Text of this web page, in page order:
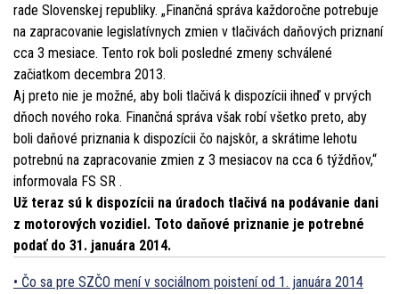
rade Slovenskej republiky. „Finančná správa každoročne potrebuje
na zapracovanie legislatívnych zmien v tlačivách daňových priznaní
cca 3 mesiace. Tento rok boli posledné zmeny schválené
začiatkom decembra 2013.
Aj preto nie je možné, aby boli tlačivá k dispozícii ihneď v prvých
dňoch nového roka. Finančná správa však robí všetko preto, aby
boli daňové priznania k dispozícii čo najskôr, a skrátime lehotu
potrebnú na zapracovanie zmien z 3 mesiacov na cca 6 týždňov,“
informovala FS SR .
Už teraz sú k dispozícii na úradoch tlačivá na podávanie dani
z motorových vozidiel. Toto daňové priznanie je potrebné
podať do 31. januára 2014.
Čo sa pre SZČO mení v sociálnom poistení od 1. januára 2014